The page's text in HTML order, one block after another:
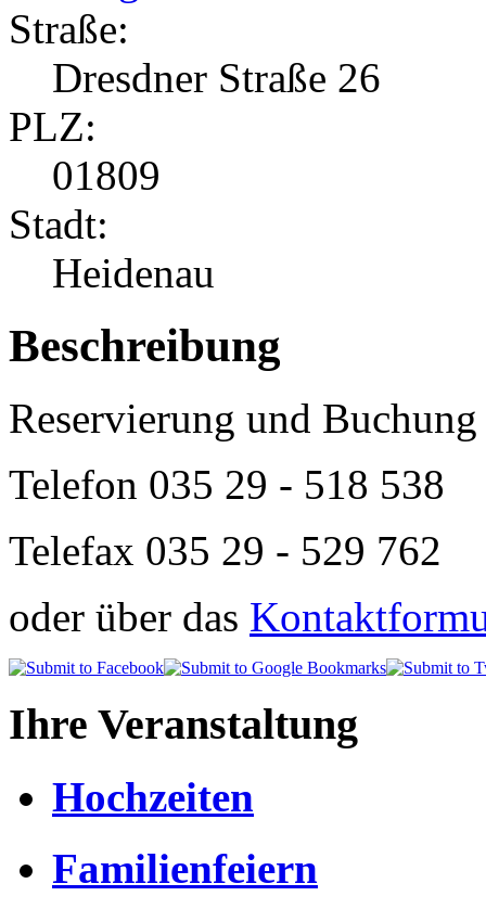
Straße:
Dresdner Straße 26
PLZ:
01809
Stadt:
Heidenau
Beschreibung
Reservierung und
Telefon 035 29 - 518 538
Telefax 035 29 - 529 762
oder über das
Ihre Veranstaltung
Hochzeiten
Familienfeiern